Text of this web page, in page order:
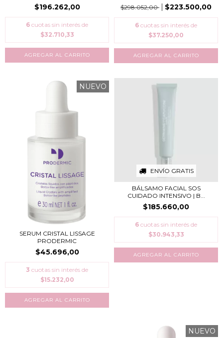
$196.262,00
6 cuotas sin interés de
$32.710,33
$298.052,00
$223.500,00
6 cuotas sin interés de
$37.250,00
NUEVO
SERUM CRISTAL LISSAGE
PRODERMIC
$45.696,00
3 cuotas sin interés de
$15.232,00
ENVÍO GRATIS
BÁLSAMO FACIAL SOS
CUIDADO INTENSIVO | B...
$185.660,00
6 cuotas sin interés de
$30.943,33
NUEVO